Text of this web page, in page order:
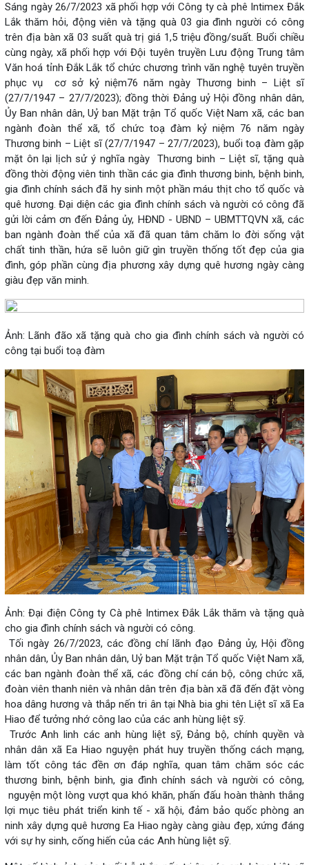
Sáng ngày 26/7/2023 xã phối hợp với Công ty cà phê Intimex Đắk
Lắk thăm hỏi, động viên và tặng quà 03 gia đình người có công
trên địa bàn xã 03 suất quà trị giá 1,5 triệu đồng/suất. Buổi chiều
cùng ngày, xã phối hợp với Đội tuyên truyền Lưu động Trung tâm
Văn hoá tỉnh Đắk Lắk tổ chức chương trình văn nghệ tuyên truyền
phục vụ cơ sở kỷ niệm76 năm ngày Thương binh – Liệt sĩ
(27/7/1947 – 27/7/2023); đồng thời Đảng uỷ Hội đồng nhân dân,
Ủy Ban nhân dân, Uỷ ban Mặt trận Tổ quốc Việt Nam xã, các ban
ngành đoàn thể xã, tổ chức toạ đàm kỷ niệm 76 năm ngày
Thương binh – Liệt sĩ (27/7/1947 – 27/7/2023), buổi toạ đàm gặp
mặt ôn lại lịch sử ý nghĩa ngày Thương binh – Liệt sĩ, tặng quà
đồng thời động viên tinh thần các gia đình thương binh, bệnh binh,
gia đình chính sách đã hy sinh một phần máu thịt cho tổ quốc và
quê hương. Đại diện các gia đình chính sách và người có công đã
gửi lời cảm ơn đến Đảng ủy, HĐND - UBND – UBMTTQVN xã, các
ban ngành đoàn thể của xã đã quan tâm chăm lo đời sống vật
chất tinh thần, hứa sẽ luôn giữ gìn truyền thống tốt đẹp của gia
đình, góp phần cùng địa phương xây dựng quê hương ngày càng
giàu đẹp văn minh.
Ảnh: Lãnh đão xã tặng quà cho gia đình chính sách và người có
công tại buổi toạ đàm
Ảnh: Đại điện Công ty Cà phê Intimex Đắk Lắk thăm và tặng quà
cho gia đình chính sách và người có công.
Tối ngày 26/7/2023, các đồng chí lãnh đạo Đảng ủy, Hội đồng
nhân dân, Ủy Ban nhân dân, Uỷ ban Mặt trận Tổ quốc Việt Nam xã,
các ban ngành đoàn thể xã, các đồng chí cán bộ, công chức xã,
đoàn viên thanh niên và nhân dân trên địa bàn xã đã đến đặt vòng
hoa dâng hương và thắp nến tri ân tại Nhà bia ghi tên Liệt sĩ xã Ea
Hiao để tưởng nhớ công lao của các anh hùng liệt sỹ.
Trước Anh linh các anh hùng liệt sỹ, Đảng bộ, chính quyền và
nhân dân xã Ea Hiao nguyện phát huy truyền thống cách mạng,
làm tốt công tác đền ơn đáp nghĩa, quan tâm chăm sóc các
thương binh, bệnh binh, gia đình chính sách và người có công,
nguyện một lòng vượt qua khó khăn, phấn đấu hoàn thành thắng
lợi mục tiêu phát triển kinh tế - xã hội, đảm bảo quốc phòng an
ninh xây dựng quê hương Ea Hiao ngày càng giàu đẹp, xứng đáng
với sự hy sinh, cống hiến của các Anh hùng liệt sỹ.